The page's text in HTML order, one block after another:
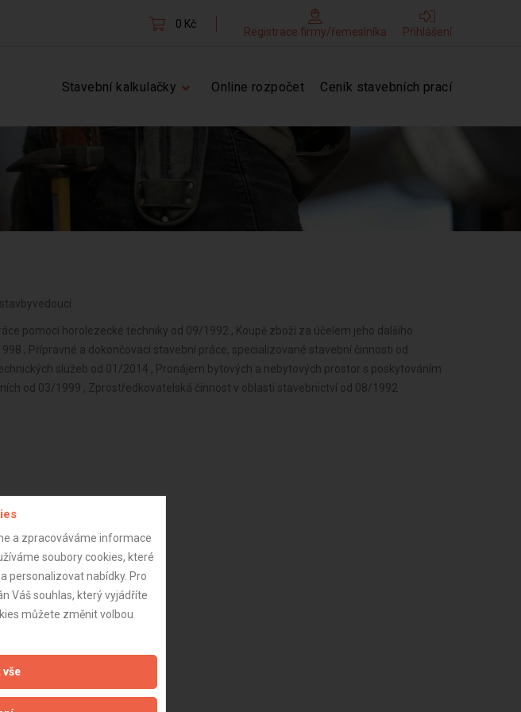
0 Kč
Registrace firmy/řemeslníka Přihlášení
Stavební kalkulačky Online rozpočet Ceník stavebních prací
pomocí horolezecké techniky od 09/1992 , Koupě zboží za účelem jeho dalšího
, Přípravné a dokončovací stavební práce, specializované stavební činnosti od
služeb od 01/2014 , Pronájem bytových a nebytových prostor s poskytováním
od 03/1999 , Zprostředkovatelská činnost v oblasti stavebnictví od 08/1992
a zpracováváme informace
soubory cookies, které
personalizovat nabídky. Pro
Váš souhlas, který vyjádříte
můžete změnit volbou
vše